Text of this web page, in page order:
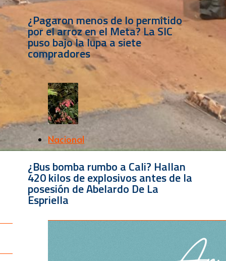
¿Pagaron menos de lo permitido
por el arroz en el Meta? La SIC
puso bajo la lupa a siete
compradores
Nacional
¿Bus bomba rumbo a Cali? Hallan
420 kilos de explosivos antes de la
posesión de Abelardo De La
Espriella